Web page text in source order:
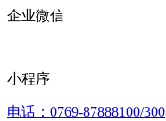
企业微信
小程序
电话：0769-87888100/300